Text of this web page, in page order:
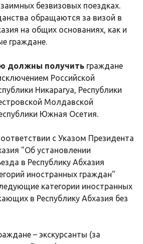
безвизовых поездках.
обращаются за визой в
на общих основаниях, как и
граждане.
должны получить граждане
Российской
Никарагуа, Республики
Молдавской
Южная Осетия.
с Указом Президента
"Об установлении
в Республику Абхазия
иностранных граждан"
категории иностранных
в Республику Абхазия без
– экскурсанты (за